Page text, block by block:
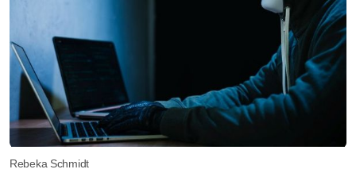
Rebeka Schmidt